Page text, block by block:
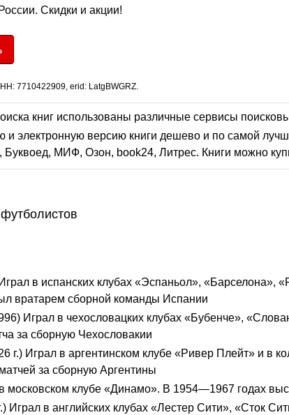
Скидки и акции!
7710422909, erid: LatgBWGRZ.
книг использованы различные сервисы
электронную версию книги дешево и по самой
Буквоед, МИФ, Озон, book24, Литрес. Книги можно
в испанских клубах «Эспаньол», «Барселона»,
вратарем сборной команды Испании
Играл в чехословацких клубах «Бубенче»,
за сборную Чехословакии
г.) Играл в аргентинском клубе «Ривер Плейт» и в
за сборную Аргентины
клубе «Динамо». В 1954—1967 годах
Играл в английских клубах «Лестер Сити», «Сток